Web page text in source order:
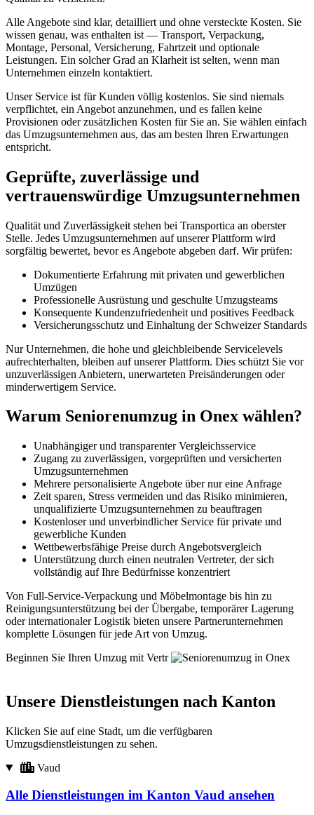
Alle Angebote sind klar, detailliert und ohne versteckte Kosten. Sie
wissen genau, was enthalten ist — Transport, Verpackung,
Montage, Personal, Versicherung, Fahrtzeit und optionale
Leistungen. Ein solcher Grad an Klarheit ist selten, wenn man
Unternehmen einzeln kontaktiert.
Unser Service ist für Kunden völlig kostenlos. Sie sind niemals
verpflichtet, ein Angebot anzunehmen, und es fallen keine
Provisionen oder zusätzlichen Kosten für Sie an. Sie wählen einfach
das Umzugsunternehmen aus, das am besten Ihren Erwartungen
entspricht.
Geprüfte, zuverlässige und
vertrauenswürdige Umzugsunternehmen
Qualität und Zuverlässigkeit stehen bei Transportica an oberster
Stelle. Jedes Umzugsunternehmen auf unserer Plattform wird
sorgfältig bewertet, bevor es Angebote abgeben darf. Wir prüfen:
Dokumentierte Erfahrung mit privaten und gewerblichen
Umzügen
Professionelle Ausrüstung und geschulte Umzugsteams
Konsequente Kundenzufriedenheit und positives Feedback
Versicherungsschutz und Einhaltung der Schweizer Standards
Nur Unternehmen, die hohe und gleichbleibende Servicelevels
aufrechterhalten, bleiben auf unserer Plattform. Dies schützt Sie vor
unzuverlässigen Anbietern, unerwarteten Preisänderungen oder
minderwertigem Service.
Warum Seniorenumzug in Onex wählen?
Unabhängiger und transparenter Vergleichsservice
Zugang zu zuverlässigen, vorgeprüften und versicherten
Umzugsunternehmen
Mehrere personalisierte Angebote über nur eine Anfrage
Zeit sparen, Stress vermeiden und das Risiko minimieren,
unqualifizierte Umzugsunternehmen zu beauftragen
Kostenloser und unverbindlicher Service für private und
gewerbliche Kunden
Wettbewerbsfähige Preise durch Angebotsvergleich
Unterstützung durch einen neutralen Vertreter, der sich
vollständig auf Ihre Bedürfnisse konzentriert
Von Full-Service-Verpackung und Möbelmontage bis hin zu
Reinigungsunterstützung bei der Übergabe, temporärer Lagerung
oder internationaler Logistik bieten unsere Partnerunternehmen
komplette Lösungen für jede Art von Umzug.
Beginnen Sie Ihren Umzug mit Vertr
Unsere Dienstleistungen nach Kanton
Klicken Sie auf eine Stadt, um die verfügbaren
Umzugsdienstleistungen zu sehen.
Vaud
Alle Dienstleistungen im Kanton Vaud ansehen